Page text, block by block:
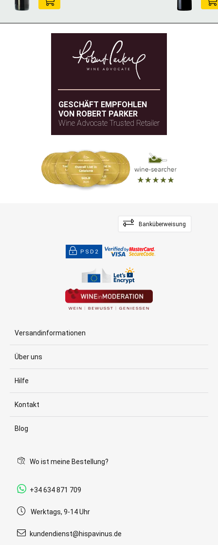
of dark berries and dark chocolate with a long,
and depth with very convincing fruit concentration,
in the dark-plum and berry zone. This is superb. Try
— James Suckling (3.2.2019)
JamesSuckling.com
Jahrgang 2016 - 96 SUCKLING
GESCHÄFT EMPFOHLEN
VON ROBERT PARKER
Wine Advocate Trusted Retailer
Banküberweisung
PSD2
Versandinformationen
Über uns
Hilfe
Kontakt
Blog
Wo ist meine Bestellung?
+34 634 871 709
Werktags, 9-14 Uhr
kundendienst@hispavinus.de